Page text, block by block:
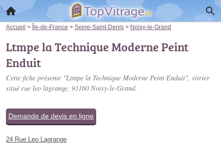
Accueil > Île-de-France > Seine-Saint-Denis > Noisy-le-Grand
Ltmpe la Technique Moderne Peint
Enduit
Cette fiche présente "Ltmpe la Technique Moderne Peint Enduit", vitrier
situé rue leo lagrange, 93160 Noisy-le-Grand.
Demande de devis en ligne
24 Rue Leo Lagrange